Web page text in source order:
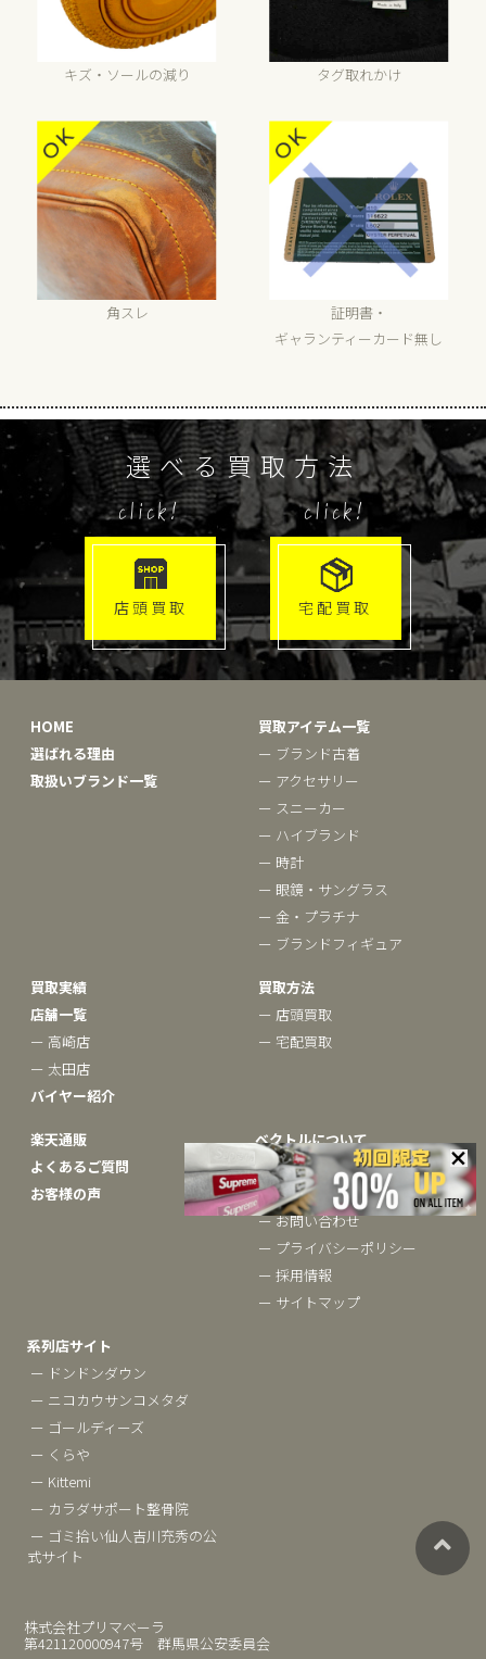
キズ・ソールの減り タグ取れかけ
角スレ
証明書・
ギャランティーカード無し
選べる買取方法
click!
店頭買取
click!
宅配買取
HOME
選ばれる理由
取扱いブランド一覧
買取アイテム一覧
ー ブランド古着
ー アクセサリー
ー スニーカー
ー ハイブランド
ー 時計
ー 眼鏡・サングラス
ー 金・プラチナ
ー ブランドフィギュア
買取実績
店舗一覧
ー 高崎店
ー 太田店
バイヤー紹介
買取方法
ー 店頭買取
ー 宅配買取
楽天通販
よくあるご質問
お客様の声
ベクトルについて
ー ブランドコラム
ー 会社概要
ー お問い合わせ
ー プライバシーポリシー
ー 採用情報
ー サイトマップ
系列店サイト
ー ドンドンダウン
ー ニコカウサンコメタダ
ー ゴールディーズ
ー くらや
ー Kittemi
ー カラダサポート整骨院
ー ゴミ拾い仙人吉川充秀の公
式サイト
株式会社プリマベーラ
第421120000947号 群馬県公安委員会